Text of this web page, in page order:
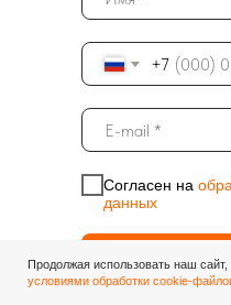
+7
Согласен на
данных
Продолжая использовать наш
условиями обработки cookie-